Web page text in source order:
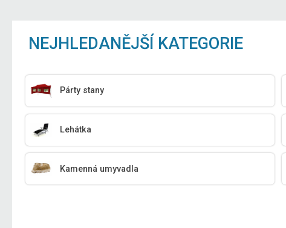
NEJHLEDANĚJŠÍ KATEGORIE
Párty stany
Lehátka
Kamenná umyvadla